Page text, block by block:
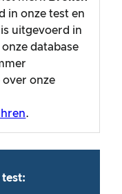
in onze test en
uitgevoerd in
onze database
over onze
.
test: